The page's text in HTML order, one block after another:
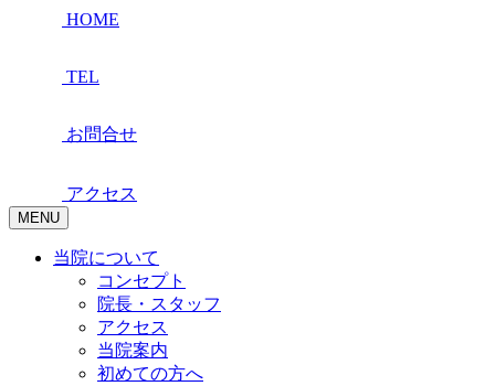
HOME
TEL
お問合せ
アクセス
MENU
当院について
コンセプト
院長・スタッフ
アクセス
当院案内
初めての方へ